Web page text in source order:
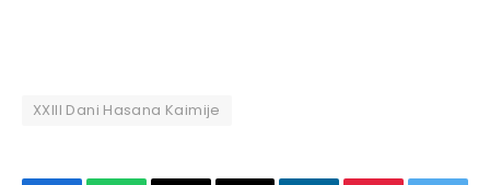
XXIII Dani Hasana Kaimije